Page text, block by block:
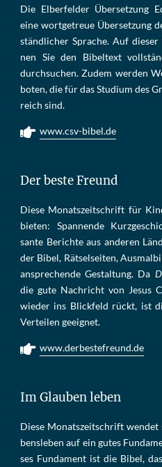
Die Elber­fel­der Über­set­zung
eine wort­ge­treue Über­set­zung
ständ­li­cher Spra­che. Auf
nen Sie den Bi­bel­text
durch­su­chen. Zu­dem wer­den
bo­ten, die für das Stu­di­um des
reich sind.
www.csv-bibel.de
Der beste Freund
Die­se Mo­nats­zeit­schrift für
bie­ten: Span­nen­de
san­te Be­rich­te aus an­de­ren
der Bi­bel, Rät­sel­sei­ten,
an­sprech­ende Ge­stal­tung. Da
die gu­te Nach­richt von Je­sus
wie­der ins Blick­feld rückt, ist
Ver­tei­len ge­eig­net.
www.derbestefreund.de
Im Glauben leben
Die­se Mo­nats­zeit­schrift
bens­le­ben auf ein gu­tes
ses Fun­da­ment ist die Bi­bel,